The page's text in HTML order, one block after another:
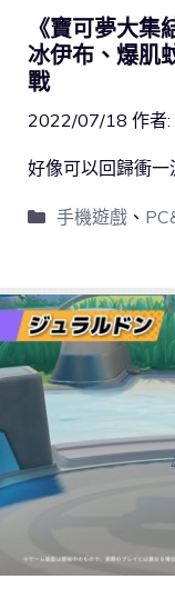
《寶可夢大集
冰伊布、爆肌
戰
2022/07/18 作者:
好像可以回歸衝一
手機遊戲、